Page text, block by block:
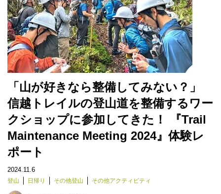
「山が好きなら整備してみない？」
信越トレイルの登山道を整備するワー
クショップに参加してきた！ 『Trail
Maintenance Meeting 2024』体験レ
ポート
2024.11.6
登山 日帰り その他登山 その他アクティビティ